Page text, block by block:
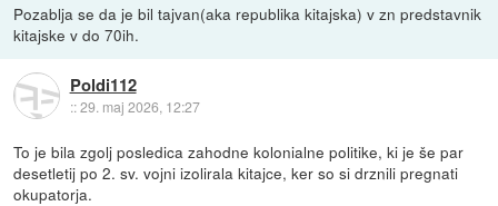
Pozablja se da je bil tajvan(aka republika kitajska) v zn predstavnik
kitajske v do 70ih.
Poldi112
::29. maj 2026, 12:27
To je bila zgolj posledica zahodne kolonialne politike, ki je še par
desetletij po 2. sv. vojni izolirala kitajce, ker so si drznili pregnati
okupatorja.